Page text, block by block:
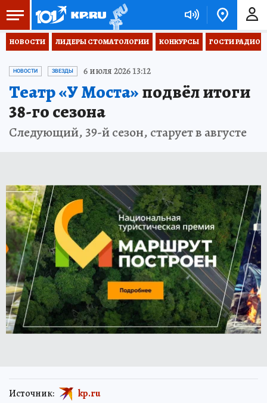
НОВОСТИ ЛИДЕРЫ СТОМАТОЛОГИИ КОНКУРСЫ ГОСТИ РАДИО
НОВОСТИ ЗВЕЗДЫ 6 июля 2026 13:12
Театр «У Моста»подвёл итоги
38-го сезона
Следующий, 39-й сезон, старует в августе
Источник: kp.ru